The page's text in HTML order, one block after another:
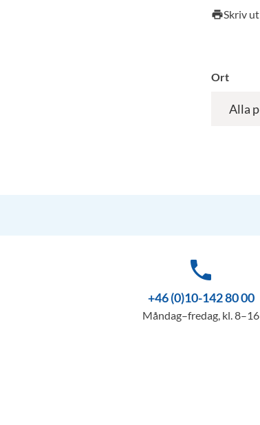
printSkriv ut
Ort
phone
+46 (0)10-142 80 00
Måndag–fredag, kl. 8–16